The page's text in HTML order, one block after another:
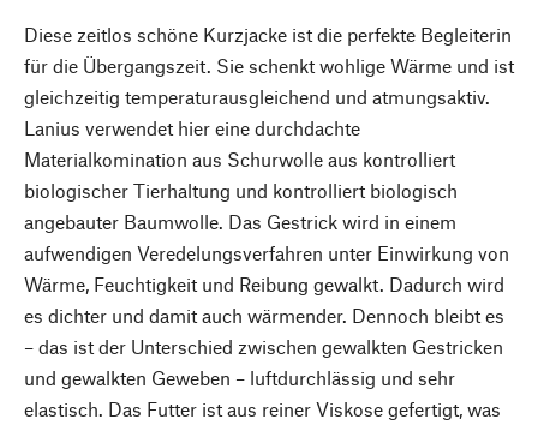
Diese zeitlos schöne Kurzjacke ist die perfekte Begleiterin
für die Übergangszeit. Sie schenkt wohlige Wärme und ist
gleichzeitig temperaturausgleichend und atmungsaktiv.
Lanius verwendet hier eine durchdachte
Materialkomination aus Schurwolle aus kontrolliert
biologischer Tierhaltung und kontrolliert biologisch
angebauter Baumwolle. Das Gestrick wird in einem
aufwendigen Veredelungsverfahren unter Einwirkung von
Wärme, Feuchtigkeit und Reibung gewalkt. Dadurch wird
es dichter und damit auch wärmender. Dennoch bleibt es
– das ist der Unterschied zwischen gewalkten Gestricken
und gewalkten Geweben – luftdurchlässig und sehr
elastisch. Das Futter ist aus reiner Viskose gefertigt, was